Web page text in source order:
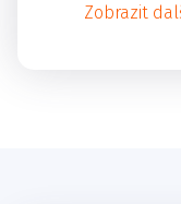
Zobrazit